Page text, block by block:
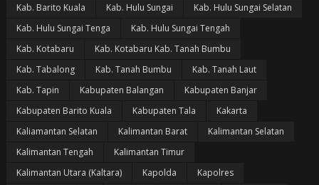
Kab. Barito Kuala
Kab. Hulu Sungai
Kab. Hulu Sungai Selatan
Kab. Hulu Sungai Tenga
Kab. Hulu Sungai Tengah
Kab. Kotabaru
Kab. Kotabaru Kab. Tanah Bumbu
Kab. Tabalong
Kab. Tanah Bumbu
Kab. Tanah Laut
Kab. Tapin
Kabupaten Balangan
Kabupaten Banjar
Kabupaten Barito Kuala
Kabupaten Tala
Kakarta
Kaliamantan Selatan
Kalimantan Barat
Kalimantan Selatan
Kalimantan Tengah
Kalimantan Timur
Kalimantan Utara (Kaltara)
Kapolda
Kapolres